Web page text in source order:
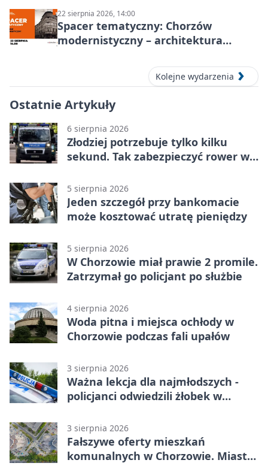
22 sierpnia 2026, 14:00
Spacer tematyczny: Chorzów
modernistyczny – architektura
Kolejne wydarzenia
Ostatnie Artykuły
6 sierpnia 2026
Złodziej potrzebuje tylko kilku
sekund. Tak zabezpieczyć rower w
5 sierpnia 2026
Jeden szczegół przy bankomacie
może kosztować utratę pieniędzy
5 sierpnia 2026
W Chorzowie miał prawie 2 promile.
Zatrzymał go policjant po służbie
4 sierpnia 2026
Woda pitna i miejsca ochłody w
Chorzowie podczas fali upałów
3 sierpnia 2026
Ważna lekcja dla najmłodszych -
policjanci odwiedzili żłobek w
3 sierpnia 2026
Fałszywe oferty mieszkań
komunalnych w Chorzowie. Miasto